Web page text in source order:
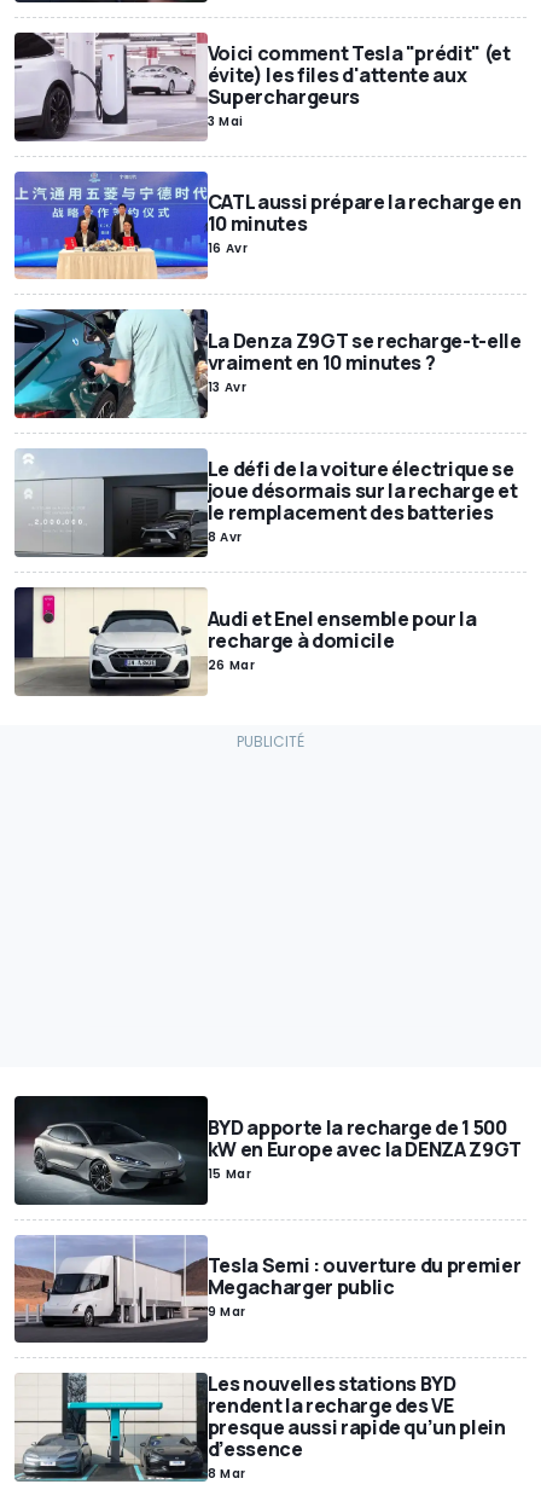
Voici comment Tesla "prédit" (et
évite) les files d'attente aux
Superchargeurs
3 Mai
CATL aussi prépare la recharge en
10 minutes
16 Avr
La Denza Z9GT se recharge-t-elle
vraiment en 10 minutes ?
13 Avr
Le défi de la voiture électrique se
joue désormais sur la recharge et
le remplacement des batteries
8 Avr
Audi et Enel ensemble pour la
recharge à domicile
26 Mar
BYD apporte la recharge de 1 500
kW en Europe avec la DENZA Z9GT
15 Mar
Tesla Semi : ouverture du premier
Megacharger public
9 Mar
Les nouvelles stations BYD
rendent la recharge des VE
presque aussi rapide qu’un plein
d’essence
8 Mar